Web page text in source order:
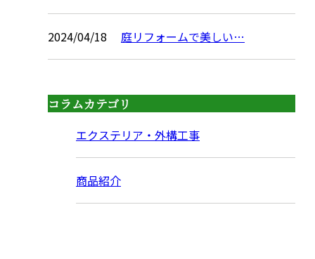
2024/04/18 庭リフォームで美しい…
コラムカテゴリ
エクステリア・外構工事
商品紹介